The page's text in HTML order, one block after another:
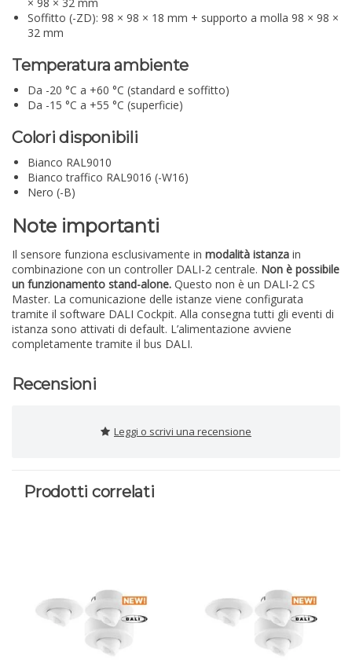
Soffitto (-ZD): 98 × 98 × 18 mm + supporto a molla 98 × 98 ×
32 mm
Temperatura ambiente
Da -20 °C a +60 °C (standard e soffitto)
Da -15 °C a +55 °C (superficie)
Colori disponibili
Bianco RAL9010
Bianco traffico RAL9016 (-W16)
Nero (-B)
Note importanti
Il sensore funziona esclusivamente in modalità istanza in
combinazione con un controller DALI-2 centrale. Non è possibile
un funzionamento stand-alone. Questo non è un DALI-2 CS
Master. La comunicazione delle istanze viene configurata
tramite il software DALI Cockpit. Alla consegna tutti gli eventi di
istanza sono attivati di default. L’alimentazione avviene
completamente tramite il bus DALI.
Recensioni
Leggi o scrivi una recensione
Prodotti correlati